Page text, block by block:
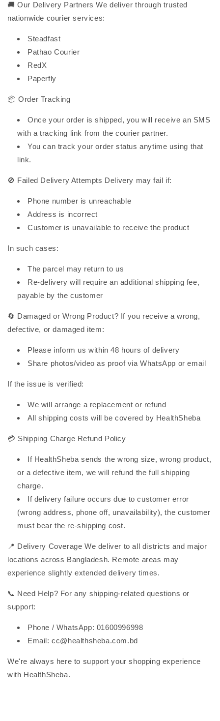
🚚 Our Delivery Partners We deliver through trusted
nationwide courier services:
Steadfast
Pathao Courier
RedX
Paperfly
📦 Order Tracking
Once your order is shipped, you will receive an SMS
with a tracking link from the courier partner.
You can track your order status anytime using that
link.
🚫 Failed Delivery Attempts Delivery may fail if:
Phone number is unreachable
Address is incorrect
Customer is unavailable to receive the product
In such cases:
The parcel may return to us
Re-delivery will require an additional shipping fee,
payable by the customer
🔄 Damaged or Wrong Product? If you receive a wrong,
defective, or damaged item:
Please inform us within 48 hours of delivery
Share photos/video as proof via WhatsApp or email
If the issue is verified:
We will arrange a replacement or refund
All shipping costs will be covered by HealthSheba
💳 Shipping Charge Refund Policy
If HealthSheba sends the wrong size, wrong product,
or a defective item, we will refund the full shipping
charge.
If delivery failure occurs due to customer error
(wrong address, phone off, unavailability), the customer
must bear the re-shipping cost.
📍 Delivery Coverage We deliver to all districts and major
locations across Bangladesh. Remote areas may
experience slightly extended delivery times.
📞 Need Help? For any shipping-related questions or
support:
Phone / WhatsApp: 01600996998
Email: cc@healthsheba.com.bd
We're always here to support your shopping experience
with HealthSheba.